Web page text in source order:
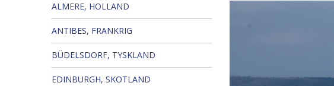
ALMERE, HOLLAND
ANTIBES, FRANKRIG
BÜDELSDORF, TYSKLAND
EDINBURGH, SKOTLAND